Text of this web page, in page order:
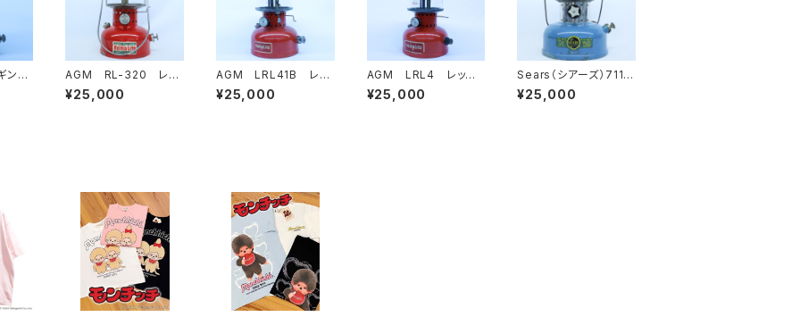
ズ)
AGM RL-320 レッ
ド 赤 ヴィンテージラ
ンタン
¥25,000
AGM LRL41B レッ
ド 赤 ヴィンテージラ
ンタン
¥25,000
AGM LRL4 レッ
ド 赤 ヴィンテージラ
ンタン
¥25,000
Sears（シアーズ）7114
64年9月 ブルー
ヴィンテージランタン
¥25,000